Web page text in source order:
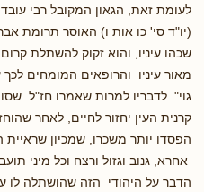
לעומת זאת, הגאון המקובל רבי
(יו"ד סי' כו אות ו) האוסר תרומת
שכהו עיניו, והוא זקוק להשתלת
מאור עיניו והרופאים המומחים
גוי". לדבריו למרות שאמרו חז"ל
קרנית העין יחזור לחיים, לאחר
הפסדו יותר משכרו, שמכיון
אחרא, גנוב וגזול ורצח וכל מיני
הדבר על היהודי הזה שהושתלה לו